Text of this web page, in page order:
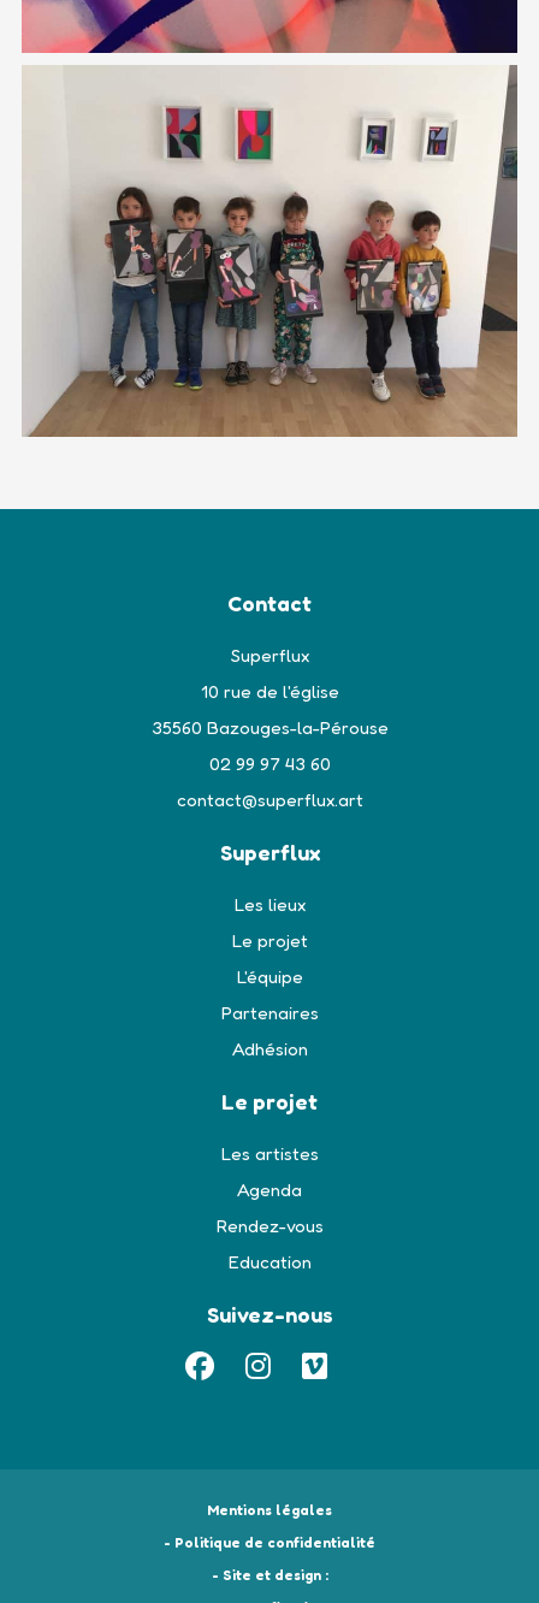
Contact
Superflux
10 rue de l'église
35560 Bazouges-la-Pérouse
02 99 97 43 60
contact@superflux.art
Superflux
Les lieux
Le projet
L'équipe
Partenaires
Adhésion
Le projet
Les artistes
Agenda
Rendez-vous
Education
Suivez-nous
Mentions légales
- Politique de confidentialité
- Site et design :